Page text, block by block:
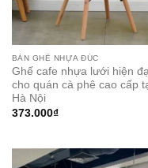
BÀN GHẾ NHỰA ĐÚC
Ghế cafe nhựa lưới hiện
cho quán cà phê cao cấp
Hà Nội
373.000₫